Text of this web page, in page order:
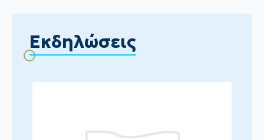
Εκδηλώσεις